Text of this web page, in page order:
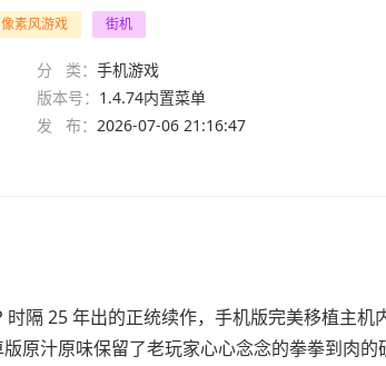
像素风游戏 街机
分 类： 手机游戏
版本号： 1.4.74内置菜单
发 布： 2026-07-06 21:16:47
隔 25 年出的正统续作，手机版完美移植主机
原汁原味保留了老玩家心心念念的拳拳到肉